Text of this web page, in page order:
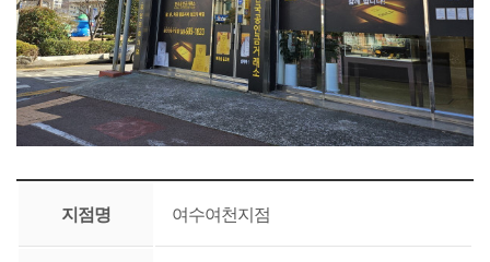
지점명 여수여천지점